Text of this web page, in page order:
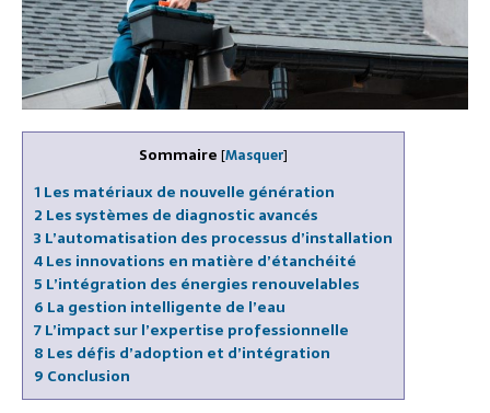
Sommaire [Masquer]
1 Les matériaux de nouvelle génération
2 Les systèmes de diagnostic avancés
3 L’automatisation des processus d’installation
4Les innovations en matière d’étanchéité
5 L’intégration des énergies renouvelables
6 La gestion intelligente de l’eau
7L’impact sur l’expertise professionnelle
8 Les défis d’adoption et d’intégration
9 Conclusion